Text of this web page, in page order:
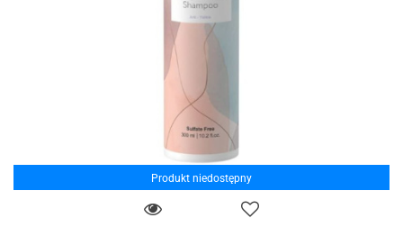
Produkt niedostępny